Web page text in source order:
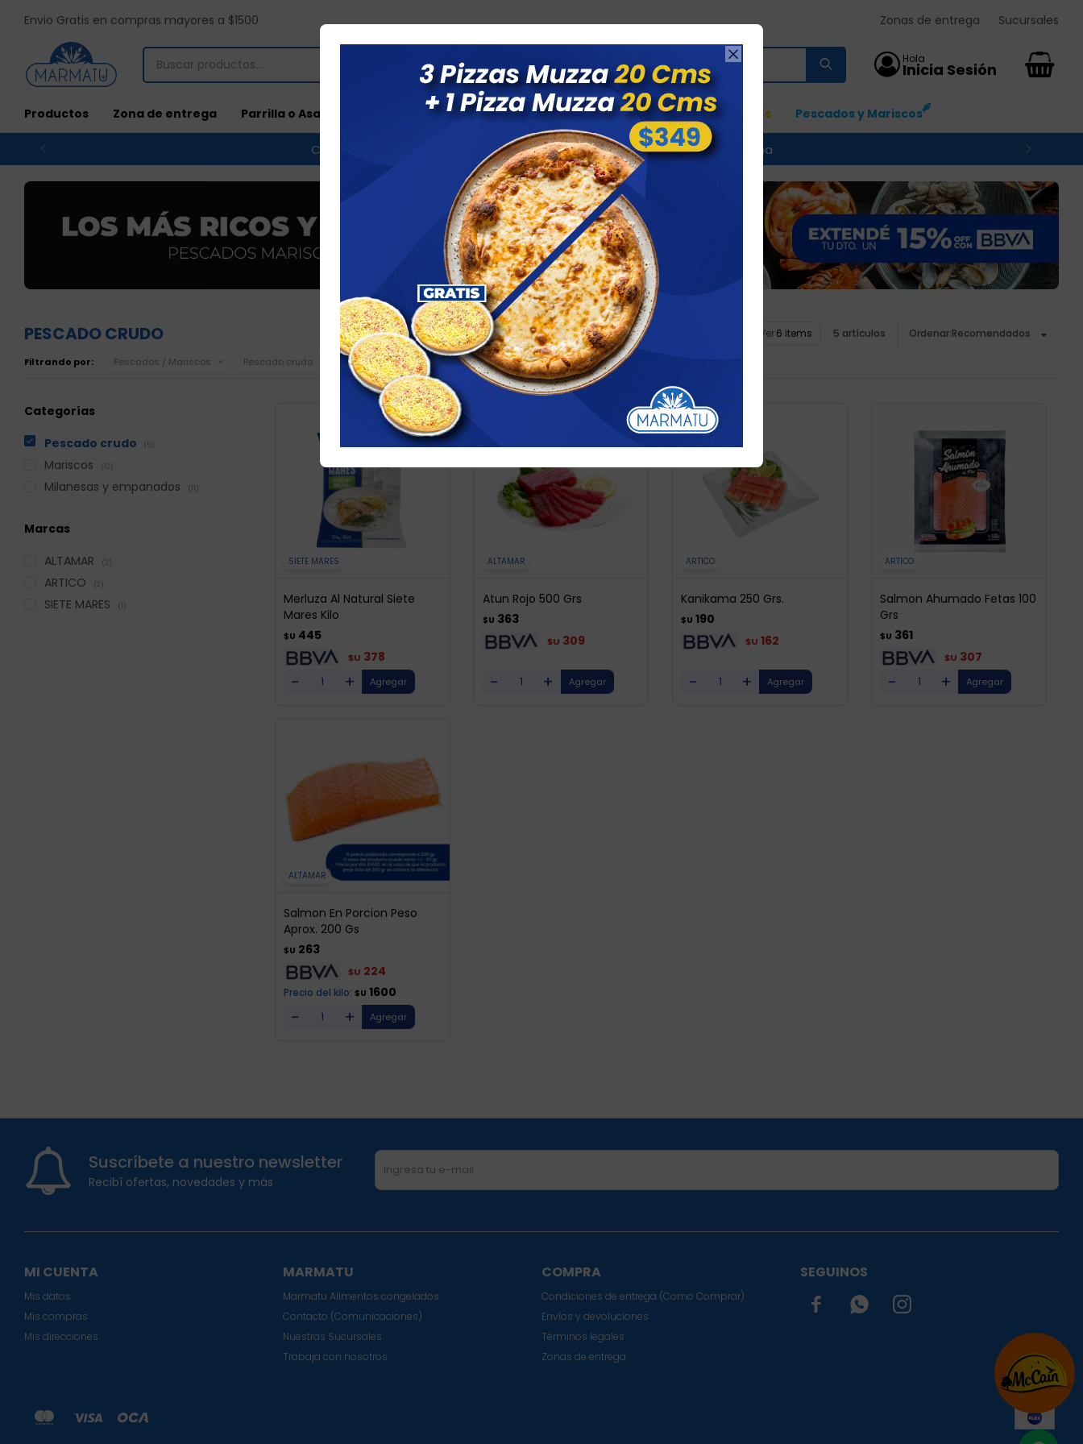

Compras menores a $ 1500 costo de envío $60 *Puede Variar según su zona
Productos Zona de entrega Parrilla o Asado Blog Ofertas Promociones Nuevos Ingresos Pescados y Mariscos
0
Envio Gratis en compras mayores a $1500 Zonas de entrega Sucursales
PESCADO CRUDO Ver 5 artículos Recomendados
Filtrando por: Pescados / Mariscos Pescado crudo Quitar filtros
SIETE MARES
Merluza Al Natural Siete
Mares Kilo
$U 445
$U 378
- +
ALTAMAR
Atun Rojo 500 Grs
$U 363
$U 309
- +
ARTICO
Kanikama 250 Grs.
$U 190
$U 162
- +
ARTICO
Salmon Ahumado Fetas 100
Grs
$U 361
$U 307
- +
ALTAMAR
Salmon En Porcion Peso
Aprox. 200 Gs
$U 263
Precio del kilo: $U 1600
$U 224
- +
Categorías
Pescado crudo
(5)
Mariscos (12)
Milanesas y empanados (11)
Marcas
ALTAMAR
(2)
ARTICO (2)
SIETE MARES (1)
Suscríbete a nuestro newsletter
Recibí ofertas, novedades y más
MI CUENTA
Mis datos
Mis compras
Mis direcciones
MARMATU
Marmatu Alimentos congelados
Contacto (Comunicaciones)
Nuestras Sucursales
Trabaja con nosotros
COMPRA
Condiciones de entrega (Como Comprar)
Envíos y devoluciones
Términos legales
Zonas de entrega
SEGUINOS

 